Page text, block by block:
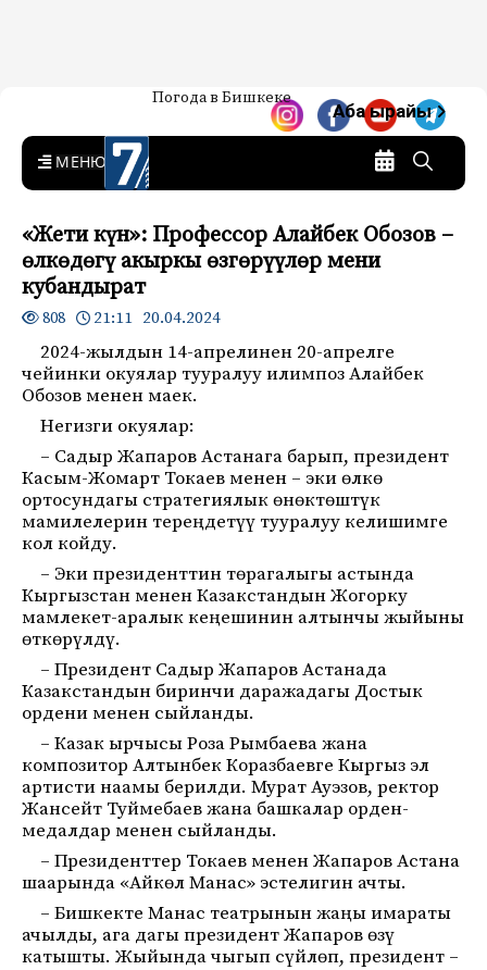
7-канал. Жаңылыктар —
Кыргызстан
Жаңылыктар — Кыргызстан
Погода в Бишкеке
Аба ырайы
MENU
«Жети күн»: Профессор Алайбек Обозов –
өлкөдөгү акыркы өзгөрүүлөр мени
кубандырат
808 21:11 20.04.2024
2024-жылдын 14-апрелинен 20-апрелге
чейинки окуялар тууралуу илимпоз Алайбек
Обозов менен маек.
Негизги окуялар:
– Садыр Жапаров Астанага барып, президент
Касым-Жомарт Токаев менен – эки өлкө
ортосундагы стратегиялык өнөктөштүк
мамилелерин тереңдетүү тууралуу келишимге
кол койду.
– Эки президенттин төрагалыгы астында
Кыргызстан менен Казакстандын Жогорку
мамлекет-аралык кеңешинин алтынчы жыйыны
өткөрүлдү.
– Президент Садыр Жапаров Астанада
Казакстандын биринчи даражадагы Достык
ордени менен сыйланды.
– Казак ырчысы Роза Рымбаева жана
композитор Алтынбек Коразбаевге Кыргыз эл
артисти наамы берилди. Мурат Ауэзов, ректор
Жансейт Туймебаев жана башкалар орден-
медалдар менен сыйланды.
– Президенттер Токаев менен Жапаров Астана
шаарында «Айкөл Манас» эстелигин ачты.
– Бишкекте Манас театрынын жаңы имараты
ачылды, ага дагы президент Жапаров өзү
катышты. Жыйында чыгып сүйлөп, президент –